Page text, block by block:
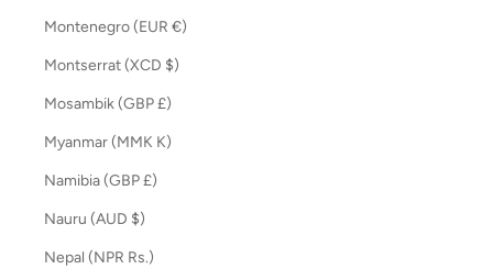
Montenegro (EUR €)
Montserrat (XCD $)
Mosambik (GBP £)
Myanmar (MMK K)
Namibia (GBP £)
Nauru (AUD $)
Nepal (NPR Rs.)